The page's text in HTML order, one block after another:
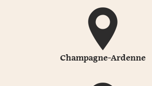
Champagne-Ardenne